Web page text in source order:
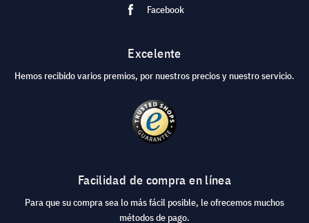
Facebook
Excelente
Hemos recibido varios premios, por nuestros precios y nuestro servicio.
Facilidad de compra en línea
Para que su compra sea lo más fácil posible, le ofrecemos muchos
métodos de pago.